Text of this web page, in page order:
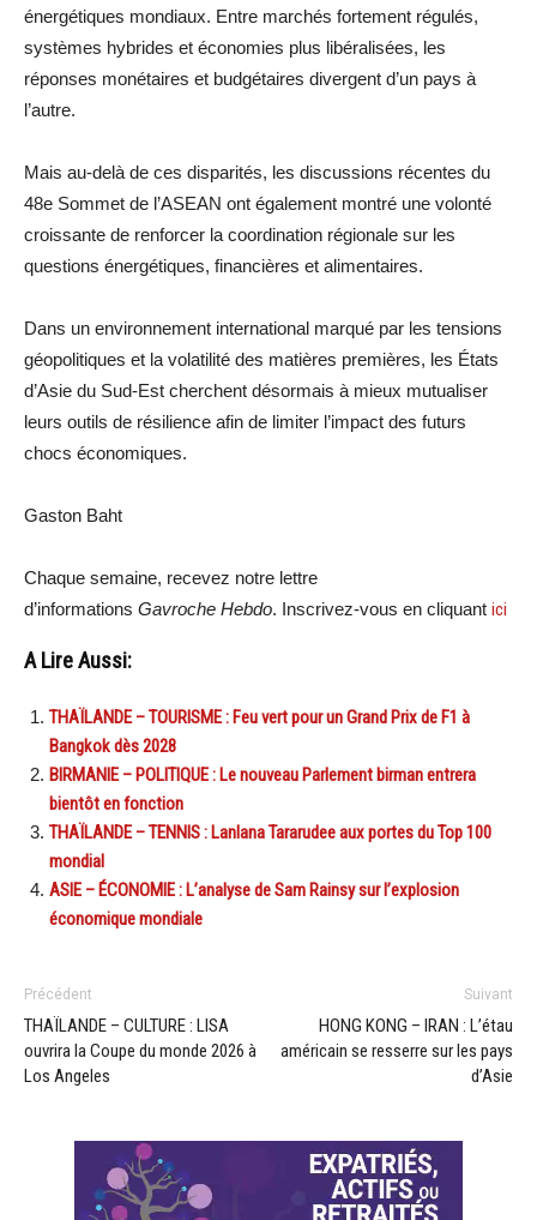
énergétiques mondiaux. Entre marchés fortement régulés,
systèmes hybrides et économies plus libéralisées, les
réponses monétaires et budgétaires divergent d’un pays à
l’autre.
Mais au-delà de ces disparités, les discussions récentes du
48e Sommet de l’ASEAN ont également montré une volonté
croissante de renforcer la coordination régionale sur les
questions énergétiques, financières et alimentaires.
Dans un environnement international marqué par les tensions
géopolitiques et la volatilité des matières premières, les États
d’Asie du Sud-Est cherchent désormais à mieux mutualiser
leurs outils de résilience afin de limiter l’impact des futurs
chocs économiques.
Gaston Baht
Chaque semaine, recevez notre lettre
d’informations Gavroche Hebdo. Inscrivez-vous en cliquant ici
A Lire Aussi:
THAÏLANDE – TOURISME : Feu vert pour un Grand Prix de F1 à
Bangkok dès 2028
BIRMANIE – POLITIQUE : Le nouveau Parlement birman entrera
bientôt en fonction
THAÏLANDE – TENNIS : Lanlana Tararudee aux portes du Top 100
mondial
ASIE – ÉCONOMIE : L’analyse de Sam Rainsy sur l’explosion
économique mondiale
Précédent
THAÏLANDE – CULTURE : LISA
ouvrira la Coupe du monde 2026 à
Los Angeles
Suivant
HONG KONG – IRAN : L’étau
américain se resserre sur les pays
d’Asie